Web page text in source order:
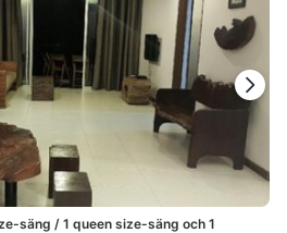
säng / 1 queen size-säng och 1